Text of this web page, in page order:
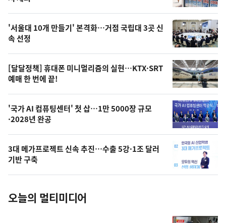
신,
오
늘
의
영
상
오
의
사
진
스
'서울대 10개 만들기' 본격화…거점 국립대 3곳 신
속 선정
[달달정책] 휴대폰 미니멀리즘의 실현…KTX·SRT
예매 한 번에 끝!
'국가 AI 컴퓨팅센터' 첫 삽…1만 5000장 규모
·2028년 완공
3대 메가프로젝트 신속 추진…수출 5강·1조 달러
기반 구축
오늘의 멀티미디어